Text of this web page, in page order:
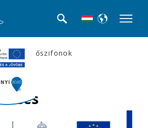
, és csőszifonok